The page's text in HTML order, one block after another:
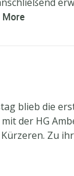
More
blieb die
der HG
Zu